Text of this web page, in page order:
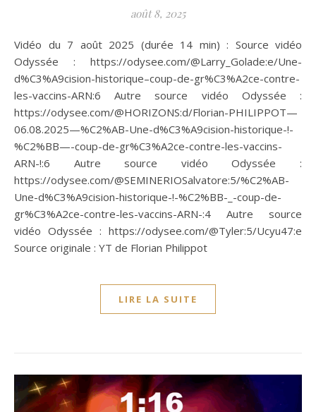
août 8, 2025
Vidéo du 7 août 2025 (durée 14 min) : Source vidéo
Odyssée : https://odysee.com/@Larry_Golade:e/Une-
d%C3%A9cision-historique–coup-de-gr%C3%A2ce-contre-
les-vaccins-ARN:6 Autre source vidéo Odyssée :
https://odysee.com/@HORIZONS:d/Florian-PHILIPPOT—
06.08.2025—%C2%AB-Une-d%C3%A9cision-historique-!-
%C2%BB—-coup-de-gr%C3%A2ce-contre-les-vaccins-
ARN-!:6 Autre source vidéo Odyssée :
https://odysee.com/@SEMINERIOSalvatore:5/%C2%AB-
Une-d%C3%A9cision-historique-!-%C2%BB-_-coup-de-
gr%C3%A2ce-contre-les-vaccins-ARN-:4 Autre source
vidéo Odyssée : https://odysee.com/@Tyler:5/Ucyu47:e
Source originale : YT de Florian Philippot
LIRE LA SUITE